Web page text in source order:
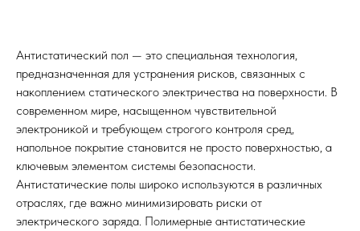
Антистатический пол — это специальная технология,
предназначенная для устранения рисков, связанных с
накоплением статического электричества на поверхности. В
современном мире, насыщенном чувствительной
электроникой и требующем строгого контроля сред,
напольное покрытие становится не просто поверхностью, а
ключевым элементом системы безопасности.
Антистатические полы широко используются в различных
отраслях, где важно минимизировать риски от
электрического заряда. Полимерные антистатические
всеми
видами полов